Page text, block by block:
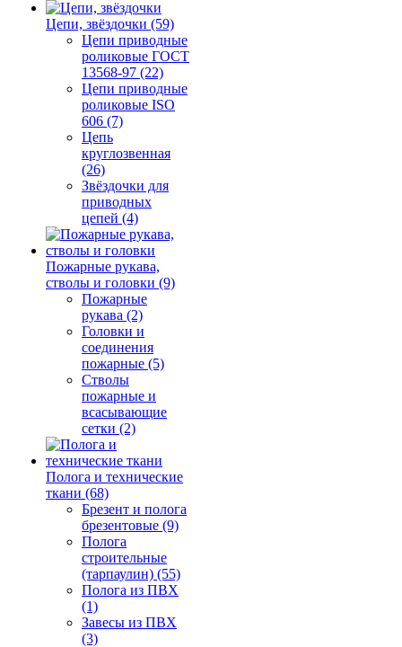
Цепи, звёздочки (59)
Цепи приводные
роликовые ГОСТ
13568-97 (22)
Цепи приводные
роликовые ISO
606 (7)
Цепь
круглозвенная
(26)
Звёздочки для
приводных
цепей (4)
Пожарные рукава,
стволы и головки (9)
Пожарные
рукава (2)
Головки и
соединения
пожарные (5)
Стволы
пожарные и
всасывающие
сетки (2)
Полога и технические
ткани (68)
Брезент и полога
брезентовые (9)
Полога
строительные
(тарпаулин) (55)
Полога из ПВХ
(1)
Завесы из ПВХ
(3)